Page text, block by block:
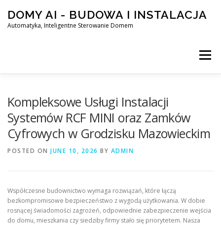
content
DOMY AI - BUDOWA I INSTALACJA
Automatyka, Inteligentne Sterowanie Domem
Menu
SMART DOM AI – AUTOMATYKA, INTELIGENTNE
Kompleksowe Usługi Instalacji
Systemów RCF MINI oraz Zamków
Cyfrowych w Grodzisku Mazowieckim
POSTED ON JUNE 10, 2026 BY ADMIN
Współczesne budownictwo wymaga rozwiązań, które łączą
bezkompromisowe bezpieczeństwo z wygodą użytkowania. W dobie
rosnącej świadomości zagrożeń, odpowiednie zabezpieczenie wejścia
do domu, mieszkania czy siedziby firmy stało się priorytetem. Nasza